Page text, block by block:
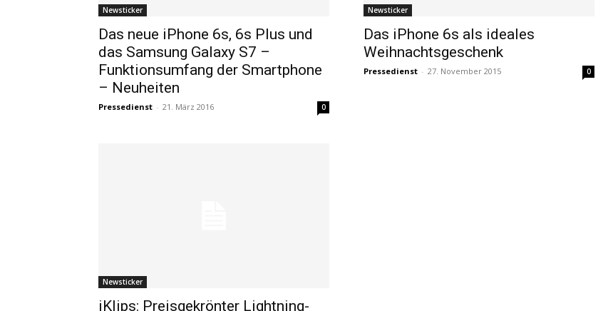
Newsticker
Das neue iPhone 6s, 6s Plus und
das Samsung Galaxy S7 –
Funktionsumfang der Smartphone
– Neuheiten
Pressedienst - 21. März 2016 0
Newsticker
Das iPhone 6s als ideales
Weihnachtsgeschenk
Pressedienst - 27. November 2015 0
Newsticker
iKlips: Preisgekrönter Lightning-